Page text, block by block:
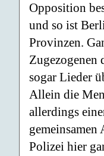
Opposition
und so ist
Provinzen.
Zugezogenen
sogar Lieder
Allein die
allerdings
Polizei hier